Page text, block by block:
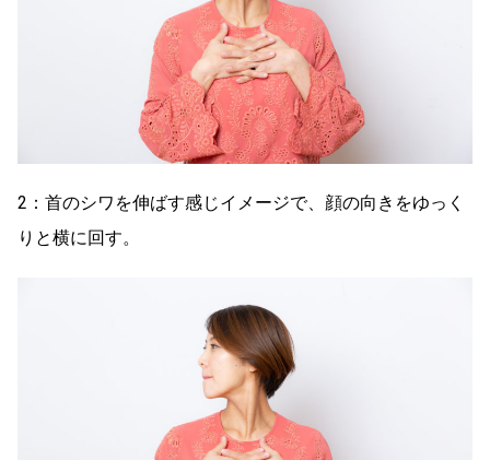
2：首のシワを伸ばす感じイメージで、顔の向きをゆっく
りと横に回す。